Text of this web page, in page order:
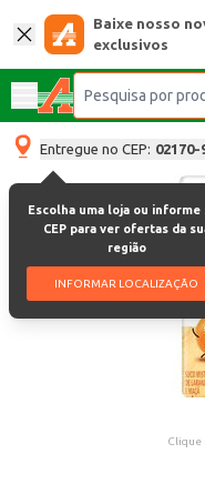
Baixe nosso
exclusivos
Entregue no CEP: 02170-
Escolha uma loja ou informe
CEP para ver ofertas da
região
INFORMAR LOCALIZAÇÃO
Clique